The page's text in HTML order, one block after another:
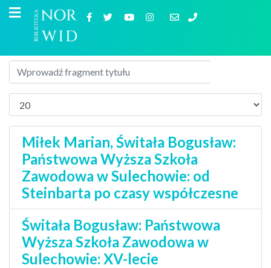
Miłek Marian, Świtała Bogusław:
Państwowa Wyższa Szkoła
Zawodowa w Sulechowie: od
Steinbarta po czasy współczesne
Świtała Bogusław: Państwowa
Wyższa Szkoła Zawodowa w
Sulechowie: XV-lecie